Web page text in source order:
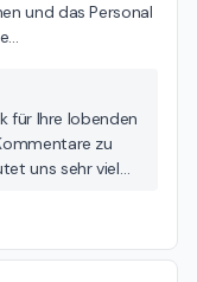
und das Personal
…
für Ihre lobenden
zu
uns sehr viel
über Ihre